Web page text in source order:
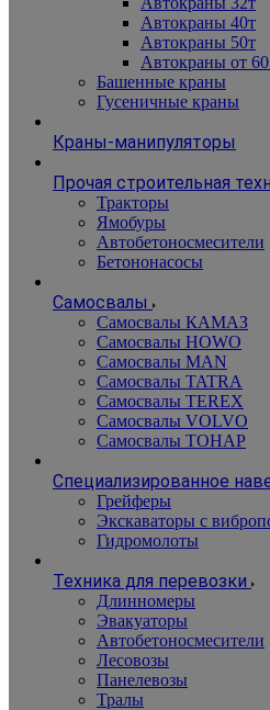
Автокраны 40т
Автокраны 50т
Автокраны от
Башенные краны
Гусеничные краны
Краны-манипуляторы
Прочая строительная
Тракторы
Ямобуры
Автобетоносмесители
Бетононасосы
Самосвалы
Самосвалы КАМАЗ
Самосвалы HOWO
Самосвалы MAN
Самосвалы TATRA
Самосвалы TEREX
Самосвалы VOLVO
Самосвалы ТОНАР
Специализированное
Грейферы
Экскаваторы с
Гидромолоты
Техника для перевозки
Длинномеры
Эвакуаторы
Автобетоносмесители
Лесовозы
Панелевозы
Тралы